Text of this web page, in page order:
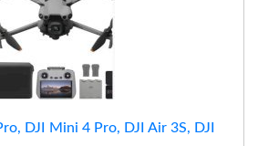
DJI Mini 4 Pro, DJI Air 3S, DJI